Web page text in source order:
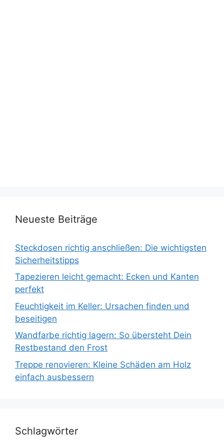
Neueste Beiträge
Steckdosen richtig anschließen: Die wichtigsten
Sicherheitstipps
Tapezieren leicht gemacht: Ecken und Kanten
perfekt
Feuchtigkeit im Keller: Ursachen finden und
beseitigen
Wandfarbe richtig lagern: So übersteht Dein
Restbestand den Frost
Treppe renovieren: Kleine Schäden am Holz
einfach ausbessern
Schlagwörter